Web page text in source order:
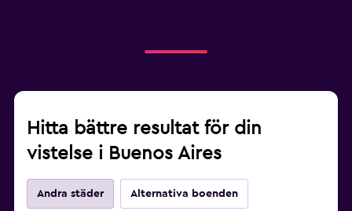
Hitta bättre resultat för din
vistelse i Buenos Aires
Andra städer Alternativa boenden